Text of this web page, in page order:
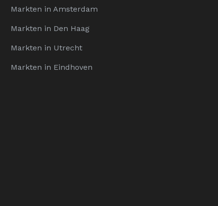
Markten in Amsterdam
Markten in Den Haag
Markten in Utrecht
Markten in Eindhoven